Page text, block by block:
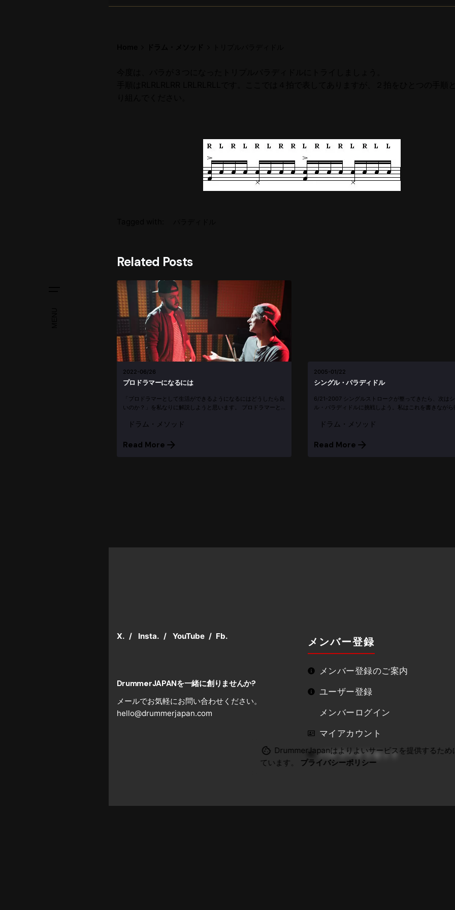
Related Posts
2022-06/26
プロドラマーになるには
「プロドラマーとして生活ができるようになるにはどうしたら良
いのか？」を私なりに解説しようと思います。 プロドラマーと
マー（バンドメンバーとして売れる） スタジオミ...
ドラム・メソッド
Read More
2005-01/22
シングル・パラディドル
6/21-2007 シングルストロークが整ってきたら、次は
ル・パラディドルに挑戦しよう。私はこれを書きながら
ドルとは？ パラは一つ打ち（シングル・ス...
ドラム・メソッド
Read More
X. / Insta. / YouTube/ Fb.
DrummerJAPANを一緒に創りませんか?
メールでお気軽にお問い合わせください。
hello@drummerjapan.com
メンバー登録
メンバー登録のご案内
ユーザー登録
メンバーログイン
マイアカウント
パスワードリセット
DrummerJapanはよりよいサービスを提供するため
ています。 プライバシーポリシー